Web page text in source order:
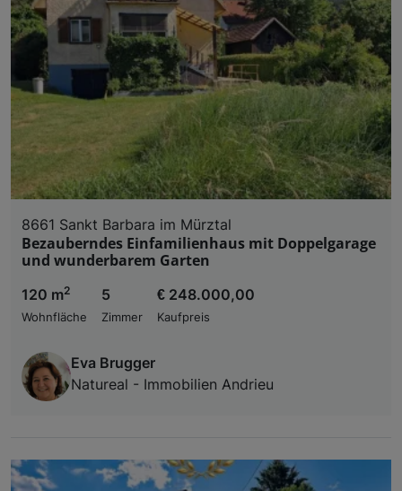
8661 Sankt Barbara im Mürztal
Bezauberndes Einfamilienhaus mit Doppelgarage
und wunderbarem Garten
120 m2
Wohnfläche
5
Zimmer
€ 248.000,00
Kaufpreis
Eva Brugger
Natureal - Immobilien Andrieu